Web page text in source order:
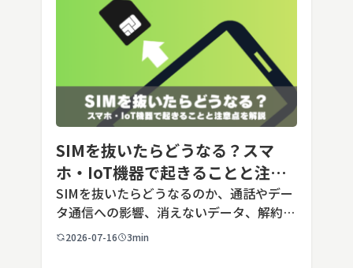
SIMを抜いたらどうなる？スマ
ホ・IoT機器で起きることと注意
点を解説
SIMを抜いたらどうなるのか、通話やデー
タ通信への影響、消えないデータ、解約や
端末譲渡時の注意点を整理。さらに法人・
2026-07-16 3min